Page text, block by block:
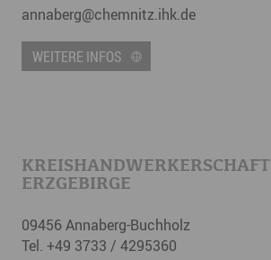
annaberg@chemnitz.ihk.de
WEITERE INFOS
KREISHANDWERKERSCHAFT
ERZGEBIRGE
09456 Annaberg-Buchholz
Tel. +49 3733 / 4295360